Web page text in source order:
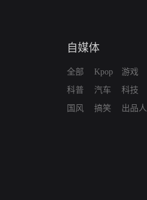
自媒体
全部
科普
国风
Kpop
汽车
搞笑
游戏
科技
出品人